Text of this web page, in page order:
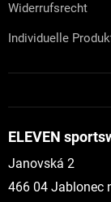
Widerrufsrecht
Individuelle
ELEVEN
Janovská 2
466 04 Jablonec